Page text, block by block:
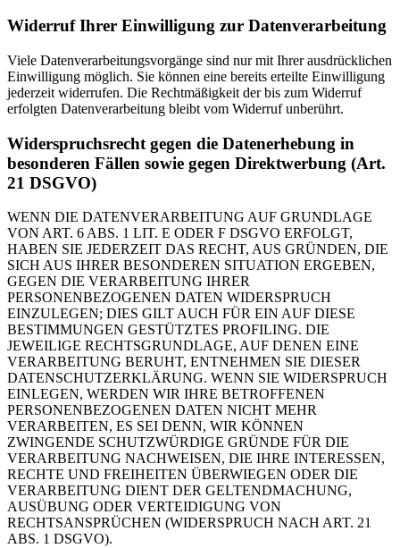
Widerruf Ihrer Einwilligung zur Datenverarbeitung
Viele Datenverarbeitungsvorgänge sind nur mit Ihrer ausdrücklichen
Einwilligung möglich. Sie können eine bereits erteilte Einwilligung
jederzeit widerrufen. Die Rechtmäßigkeit der bis zum Widerruf
erfolgten Datenverarbeitung bleibt vom Widerruf unberührt.
Widerspruchsrecht gegen die Datenerhebung in
besonderen Fällen sowie gegen Direktwerbung (Art.
21 DSGVO)
WENN DIE DATENVERARBEITUNG AUF GRUNDLAGE
VON ART. 6 ABS. 1 LIT. E ODER F DSGVO ERFOLGT,
HABEN SIE JEDERZEIT DAS RECHT, AUS GRÜNDEN, DIE
SICH AUS IHRER BESONDEREN SITUATION ERGEBEN,
GEGEN DIE VERARBEITUNG IHRER
PERSONENBEZOGENEN DATEN WIDERSPRUCH
EINZULEGEN; DIES GILT AUCH FÜR EIN AUF DIESE
BESTIMMUNGEN GESTÜTZTES PROFILING. DIE
JEWEILIGE RECHTSGRUNDLAGE, AUF DENEN EINE
VERARBEITUNG BERUHT, ENTNEHMEN SIE DIESER
DATENSCHUTZERKLÄRUNG. WENN SIE WIDERSPRUCH
EINLEGEN, WERDEN WIR IHRE BETROFFENEN
PERSONENBEZOGENEN DATEN NICHT MEHR
VERARBEITEN, ES SEI DENN, WIR KÖNNEN
ZWINGENDE SCHUTZWÜRDIGE GRÜNDE FÜR DIE
VERARBEITUNG NACHWEISEN, DIE IHRE INTERESSEN,
RECHTE UND FREIHEITEN ÜBERWIEGEN ODER DIE
VERARBEITUNG DIENT DER GELTENDMACHUNG,
AUSÜBUNG ODER VERTEIDIGUNG VON
RECHTSANSPRÜCHEN (WIDERSPRUCH NACH ART. 21
ABS. 1 DSGVO).